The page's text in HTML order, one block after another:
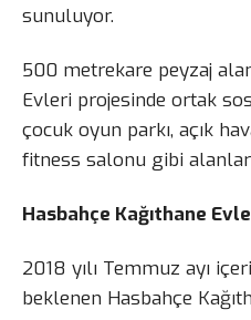
sunuluyor.
500 metrekare peyzaj
Evleri projesinde ortak
çocuk oyun parkı, açık
fitness salonu gibi alanlar
Hasbahçe Kağıthane
2018 yılı Temmuz ayı
beklenen Hasbahçe